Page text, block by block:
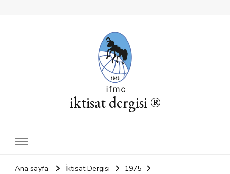
iktisat dergisi ®
Ana sayfa İktisat Dergisi
1975